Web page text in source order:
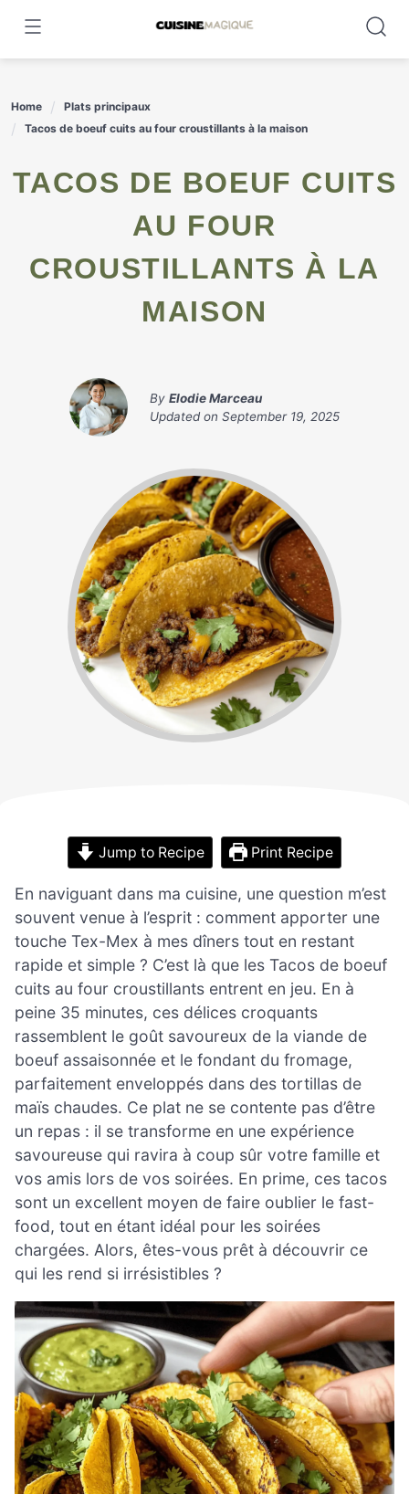
content
Home
Plats principaux
Tacos de boeuf cuits au four croustillants à la maison
TACOS DE BOEUF CUITS
AU FOUR
CROUSTILLANTS À LA
MAISON
By Elodie Marceau
Updated on September 19, 2025
Jump to Recipe Print Recipe
En naviguant dans ma cuisine, une question m’est
souvent venue à l’esprit : comment apporter une
touche Tex-Mex à mes dîners tout en restant
rapide et simple ? C’est là que les Tacos de boeuf
cuits au four croustillants entrent en jeu. En à
peine 35 minutes, ces délices croquants
rassemblent le goût savoureux de la viande de
boeuf assaisonnée et le fondant du fromage,
parfaitement enveloppés dans des tortillas de
maïs chaudes. Ce plat ne se contente pas d’être
un repas : il se transforme en une expérience
savoureuse qui ravira à coup sûr votre famille et
vos amis lors de vos soirées. En prime, ces tacos
sont un excellent moyen de faire oublier le fast-
food, tout en étant idéal pour les soirées
chargées. Alors, êtes-vous prêt à découvrir ce
qui les rend si irrésistibles ?